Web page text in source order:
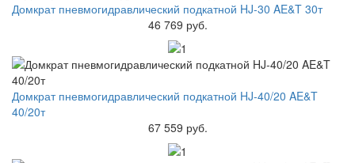
Домкрат пневмогидравлический подкатной HJ-30 AE&T 30т
46 769 руб.
Домкрат пневмогидравлический подкатной HJ-40/20 AE&T
40/20т
67 559 руб.